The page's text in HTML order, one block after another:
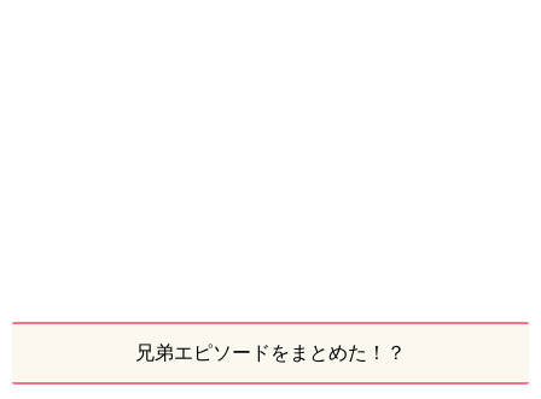
兄弟エピソードをまとめた！？